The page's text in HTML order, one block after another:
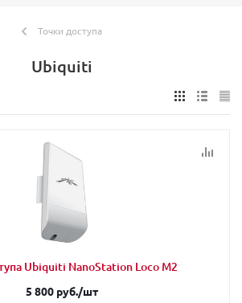
Точки доступа
Ubiquiti
Ubiquiti NanoStation Loco M2
5 800 руб./шт